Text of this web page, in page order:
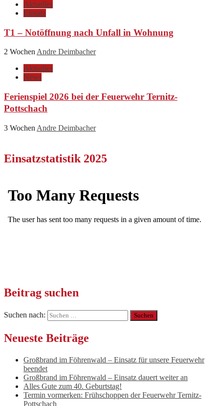
Aktuelles
Einsatz
T1 – Notöffnung nach Unfall in Wohnung
2 Wochen Andre Deimbacher
Aktuelles
News
Ferienspiel 2026 bei der Feuerwehr Ternitz-
Pottschach
3 Wochen Andre Deimbacher
Einsatzstatistik 2025
Beitrag suchen
Suchen nach:
Neueste Beiträge
Großbrand im Föhrenwald – Einsatz für unsere Feuerwehr
beendet
Großbrand im Föhrenwald – Einsatz dauert weiter an
Alles Gute zum 40. Geburtstag!
Termin vormerken: Frühschoppen der Feuerwehr Ternitz-
Pottschach